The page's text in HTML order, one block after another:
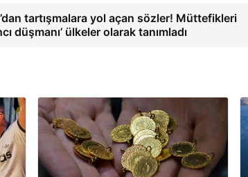
tartışmalara yol açan sözler! Müttefikleri
düşmanı’ ülkeler olarak tanımladı